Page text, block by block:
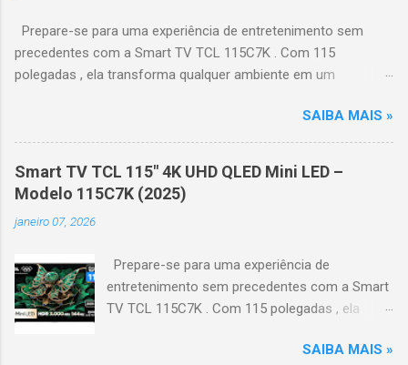
Prepare-se para uma experiência de entretenimento sem
precedentes com a Smart TV TCL 115C7K . Com 115
polegadas , ela transforma qualquer ambiente em um
e realistas. 🌟 Destaques do produto Tela QLED Mini LED 115” :
controle de iluminação preciso, brilho intenso e cores
vibrantes. Resolução 4K UHD : detalhes impressionantes e
contraste profundo em cada cena. Processador AiPQ :
desempenho otimizado para imagens e movimentos fluidos.
Taxa de atualização nativa de 144Hz (até 240Hz com DLG) :
imediata. Google TV integrado : interface intuitiva,
recomendações personalizadas e acesso a aplicativos como
YouTube, Netflix, Disney+, Prime Video, HBO Max e muito mais.
navegação. 📐 Design e dimensões Largura: 256,6 cm | Altura:
SAIBA MAIS »
Smart TV TCL 115" 4K UHD QLED Mini LED –
Modelo 115C7K (2025)
janeiro 07, 2026
Prepare-se para uma experiência de
entretenimento sem precedentes com a Smart
TV TCL 115C7K . Com 115 polegadas , ela
verdadeiro cinema particular, oferecendo
SAIBA MAIS »